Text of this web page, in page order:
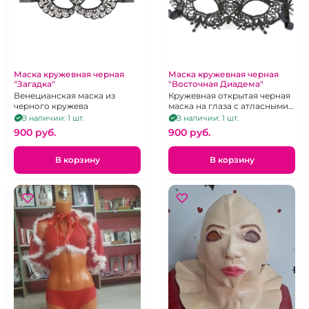
Маска кружевная черная
"Загадка"
Венецианская маска из
черного кружева
В наличии: 1 шт.
900 pуб.
В корзину
Маска кружевная черная
"Восточная Диадема"
Кружевная открытая черная
маска на глаза с атласными
завязочками
В наличии: 1 шт.
900 pуб.
В корзину